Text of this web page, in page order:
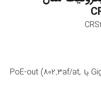
48 پورت Gigabit Ethernet با PoE-out (802.3af/at,